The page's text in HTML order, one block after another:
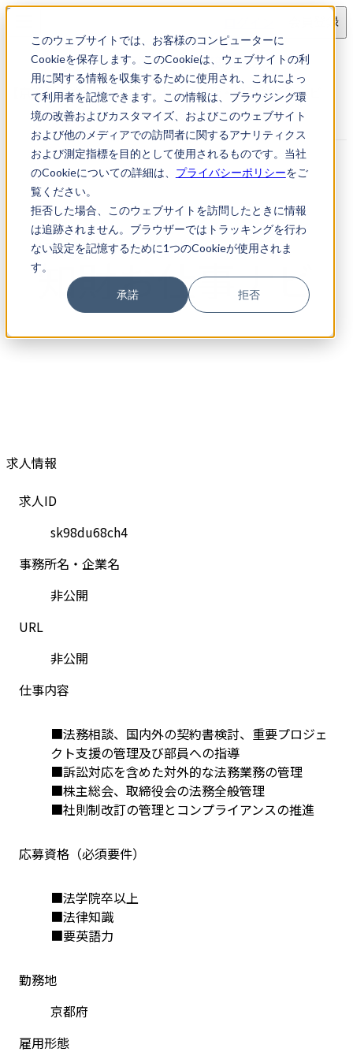
このウェブサイトでは、お客様のコンピューターに
Cookieを保存します。このCookieは、ウェブサイトの利
用に関する情報を収集するために使用され、これによっ
て利用者を記憶できます。この情報は、ブラウジング環
境の改善およびカスタマイズ、およびこのウェブサイト
および他のメディアでの訪問者に関するアナリティクス
および測定指標を目的として使用されるものです。当社
のCookieについての詳細は、 プライバシーポリシーをご
覧ください。
拒否した場合、このウェブサイトを訪問したときに情報
は追跡されません。ブラウザーではトラッキングを行わ
ない設定を記憶するために1つのCookieが使用されま
す。
承諾 拒否
会員登録
求人検索 【京都】企業法務部の求人
【京都】企業法務部の求人｜知財転職・知財お仕事ナビ
求人情報
求人ID
sk98du68ch4
事務所名・企業名
非公開
URL
非公開
仕事内容
■法務相談、国内外の契約書検討、重要プロジェ
クト支援の管理及び部員への指導
■訴訟対応を含めた対外的な法務業務の管理
■株主総会、取締役会の法務全般管理
■社則制改訂の管理とコンプライアンスの推進
応募資格（必須要件）
■法学院卒以上
■法律知識
■要英語力
勤務地
京都府
雇用形態